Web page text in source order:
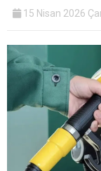
15 Nisan 2026